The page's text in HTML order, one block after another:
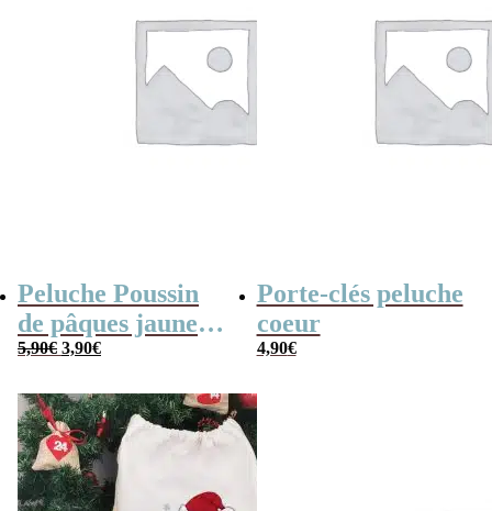
Peluche Poussin
de pâques jaune
(14cm)
5,90€ Le
était :
5,90€.
3,90€Le
est :
3,90€.
Porte-clés peluche
coeur
4,90€